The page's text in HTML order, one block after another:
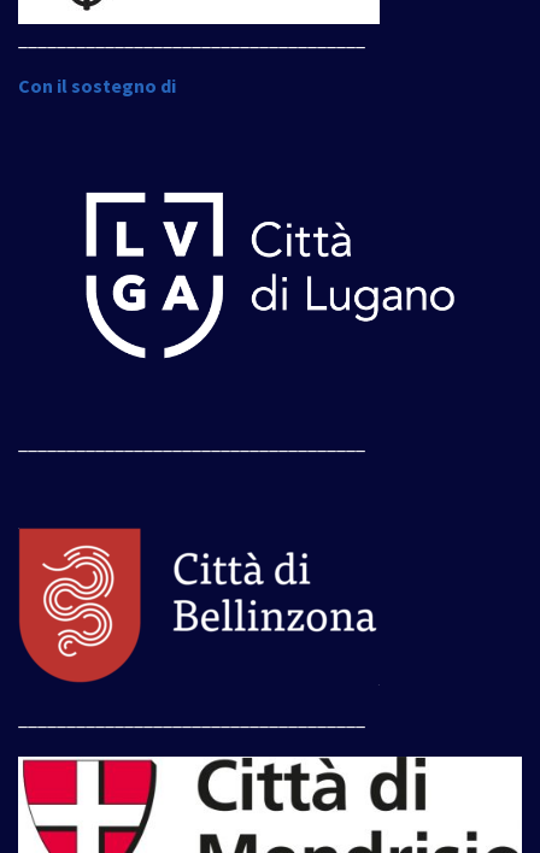
Con il sostegno di